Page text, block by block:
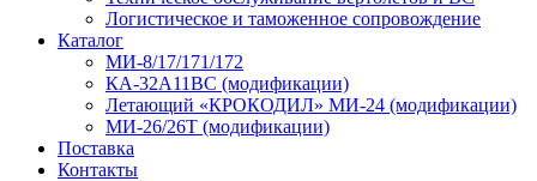
Логистическое и таможенное сопровождение
Каталог
МИ-8/17/171/172
КА-32А11ВС (модификации)
Летающий «КРОКОДИЛ» МИ-24 (модификации)
МИ-26/26Т (модификации)
Поставка
Контакты